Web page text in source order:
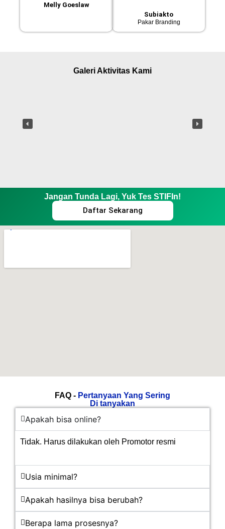
Melly Goeslaw
Subiakto
Pakar Branding
Galeri Aktivitas Kami
Jangan Tunda Lagi, Yuk Tes STIFIn!
Daftar Sekarang
FAQ - Pertanyaan Yang Sering
Di tanyakan
Apakah bisa online?
Tidak. Harus dilakukan oleh Promotor resmi
Usia minimal?
Apakah hasilnya bisa berubah?
Berapa lama prosesnya?